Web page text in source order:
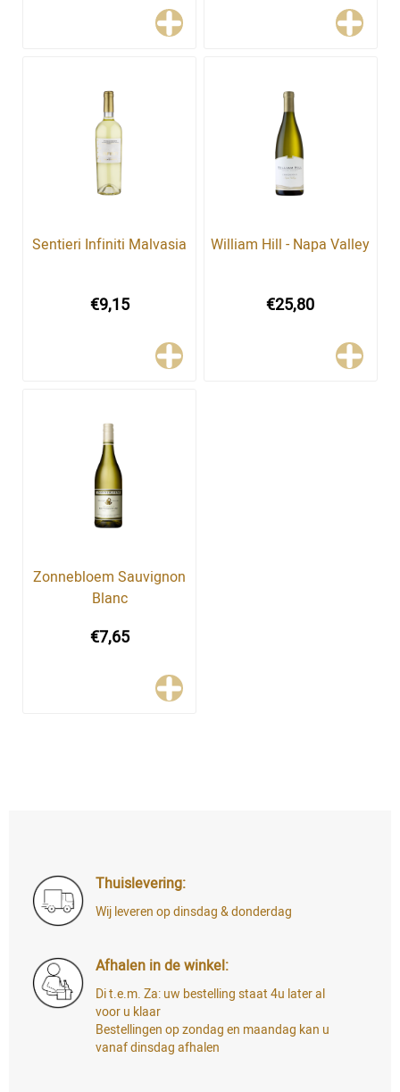
Sentieri Infiniti Malvasia
€9,15
William Hill - Napa Valley
€25,80
Zonnebloem Sauvignon
Blanc
€7,65
Thuislevering:
Wij leveren op dinsdag & donderdag
Afhalen in de winkel:
Di t.e.m. Za: uw bestelling staat 4u later al
voor u klaar
Bestellingen op zondag en maandag kan u
vanaf dinsdag afhalen